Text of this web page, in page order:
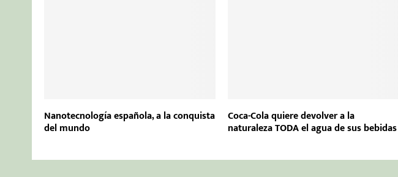
Nanotecnología española, a la conquista
del mundo
Coca-Cola quiere devolver a la
naturaleza TODA el agua de sus bebidas